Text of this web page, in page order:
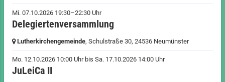
Mi. 07.10.2026 19:30–22:30 Uhr
Delegiertenversammlung
Lutherkirchengemeinde, Schulstraße 30, 24536 Neumünster
Mo. 12.10.2026 10:00 Uhr bis Sa. 17.10.2026 14:00 Uhr
JuLeiCa II